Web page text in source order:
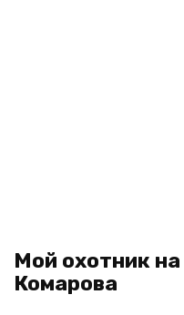
Мой охотник
Комарова